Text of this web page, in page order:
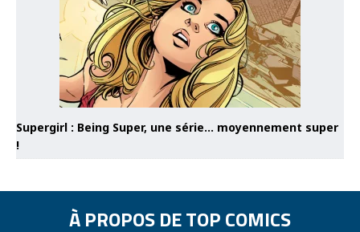
Supergirl : Being Super, une série… moyennement super
!
À PROPOS DE TOP COMICS